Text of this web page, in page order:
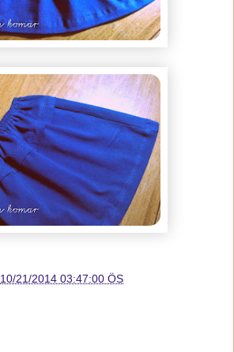
10/21/2014 03:47:00 ÖS